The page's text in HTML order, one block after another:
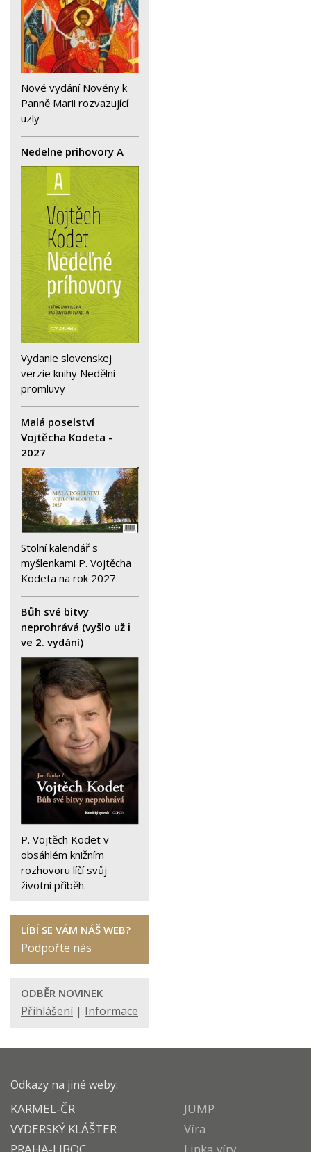
Nové vydání Novény k
Panně Marii rozvazující
uzly
Nedelne prihovory A
Vydanie slovenskej
verzie knihy Nedělní
promluvy
Malá poselství
Vojtěcha Kodeta -
2027
Stolní kalendář s
myšlenkami P. Vojtěcha
Kodeta na rok 2027.
Bůh své bitvy
neprohrává (vyšlo už i
ve 2. vydání)
P. Vojtěch Kodet v
obsáhlém knižním
rozhovoru líčí svůj
životní příběh.
LÍBÍ SE VÁM NÁŠ WEB?
Podpořte nás
ODBĚR NOVINEK
Přihlášení| Informace
Odkazy na jiné weby:
KARMEL-ČR
VYDERSKÝ KLÁŠTER
JUMP
Víra